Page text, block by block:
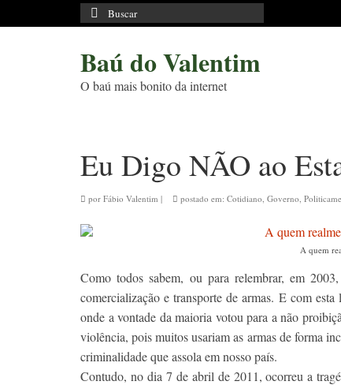
Buscar
por:
Baú do Valentim
O baú mais bonito da internet
Eu Digo NÃO ao
por Fábio Valentim | postado em: Cotidiano, Governo,
A quem
Como todos sabem, ou para relembrar, em
comercialização e transporte de armas. E com
onde a vontade da maioria votou para a não
violência, pois muitos usariam as armas de forma
criminalidade que assola em nosso país.
Contudo, no dia 7 de abril de 2011, ocorreu a